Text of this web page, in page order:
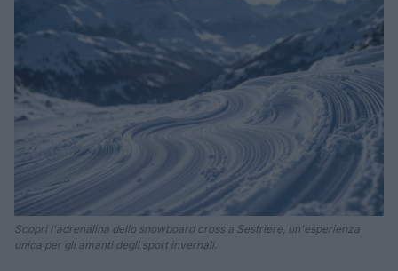
Scopri l'adrenalina dello snowboard cross a Sestriere, un'esperienza
unica per gli amanti degli sport invernali.